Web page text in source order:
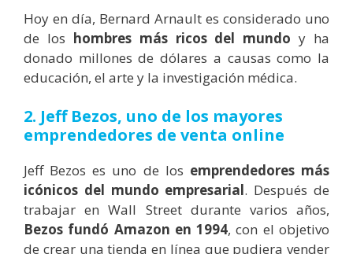
Hoy en día, Bernard Arnault es considerado uno
de los hombres más ricos del mundo y ha
donado millones de dólares a causas como la
educación, el arte y la investigación médica.
2. Jeff Bezos, uno de los mayores
emprendedores de venta online
Jeff Bezos es uno de los emprendedores más
icónicos del mundo empresarial. Después de
trabajar en Wall Street durante varios años,
Bezos fundó Amazon en 1994, con el objetivo
de crear una tienda en línea que pudiera vender